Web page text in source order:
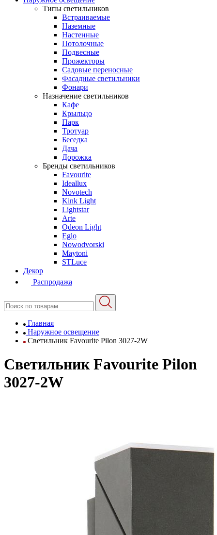
Типы светильников
Встраиваемые
Наземные
Настенные
Потолочные
Подвесные
Прожекторы
Садовые переносные
Фасадные светильники
Фонари
Назначение светильников
Кафе
Крыльцо
Парк
Тротуар
Беседка
Дача
Дорожка
Бренды светильников
Favourite
Ideallux
Novotech
Kink Light
Lightstar
Arte
Odeon Light
Eglo
Nowodvorski
Maytoni
STLuce
Декор
Распродажа
Главная
Наружное освещение
Светильник Favourite Pilon 3027-2W
Светильник Favourite Pilon
3027-2W